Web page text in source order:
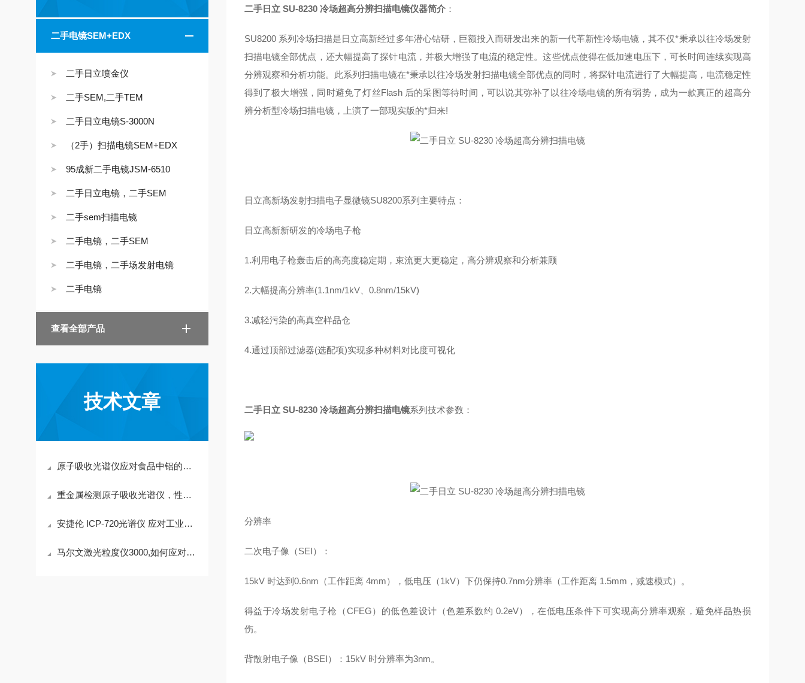
二手电镜SEM+EDX
二手日立喷金仪
二手SEM,二手TEM
二手日立电镜S-3000N
（2手）扫描电镜SEM+EDX
95成新二手电镜JSM-6510
二手日立电镜，二手SEM
二手sem扫描电镜
二手电镜，二手SEM
二手电镜，二手场发射电镜
二手电镜
查看全部产品
技术文章
原子吸收光谱仪应对食品中铝的检测含量
重金属检测原子吸收光谱仪，性能杰出
安捷伦 ICP-720光谱仪 应对工业油应用
马尔文激光粒度仪3000,如何应对正负极材料
二手日立 SU-8230 冷场超高分辨扫描电镜仪器简介：
SU8200 系列冷场扫描是日立高新经过多年潜心钻研，巨额投入而研发出来的新一代革新性冷场电镜，其不仅*秉承以往冷场发射
扫描电镜全部优点，还大幅提高了探针电流，并极大增强了电流的稳定性。这些优点使得在低加速电压下，可长时间连续实现高
分辨观察和分析功能。此系列扫描电镜在*秉承以往冷场发射扫描电镜全部优点的同时，将探针电流进行了大幅提高，电流稳定性
得到了极大增强，同时避免了灯丝Flash 后的采图等待时间，可以说其弥补了以往冷场电镜的所有弱势，成为一款真正的超高分
辨分析型冷场扫描电镜，上演了一部现实版的*归来!
日立高新场发射扫描电子显微镜SU8200系列主要特点：
日立高新新研发的冷场电子枪
1.利用电子枪轰击后的高亮度稳定期，束流更大更稳定，高分辨观察和分析兼顾
2.大幅提高分辨率(1.1nm/1kV、0.8nm/15kV)
3.减轻污染的高真空样品仓
4.通过顶部过滤器(选配项)实现多种材料对比度可视化
二手日立 SU-8230 冷场超高分辨扫描电镜系列技术参数：
分辨率
二次电子像（SEI）：
15kV 时达到0.6nm（工作距离 4mm），低电压（1kV）下仍保持0.7nm分辨率（工作距离 1.5mm，减速模式）。
得益于冷场发射电子枪（CFEG）的低色差设计（色差系数约 0.2eV），在低电压条件下可实现高分辨率观察，避免样品热损
伤。
背散射电子像（BSEI）：15kV 时分辨率为3nm。